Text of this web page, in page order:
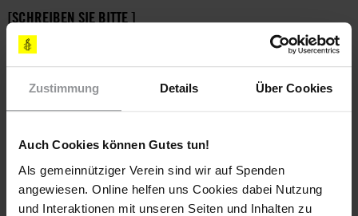
Zustimmung Details Über Cookies
Auch Cookies können Gutes tun!
Als gemeinnütziger Verein sind wir auf Spenden
angewiesen. Online helfen uns Cookies dabei Nutzung
und Interaktionen mit unseren Seiten und Inhalten zu
[SCHREIBEN SIE BITTE ]
FAXE, E-MAILS ODER LUFTPOSTBRIEFE MIT FOLGENDEN
keine willkürlichen Festnahmen stattfinden. Auch dürfen
Misshandlung einsetzen.
Stellen Sie unbedingt sicher, dass Personen, die gefoltert